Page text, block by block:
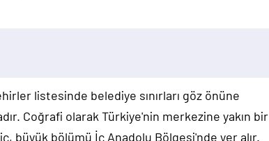
listesinde belediye sınırları göz önüne
Coğrafi olarak Türkiye'nin merkezine yakın bir
büyük bölümü İç Anadolu Bölgesi'nde yer alır.